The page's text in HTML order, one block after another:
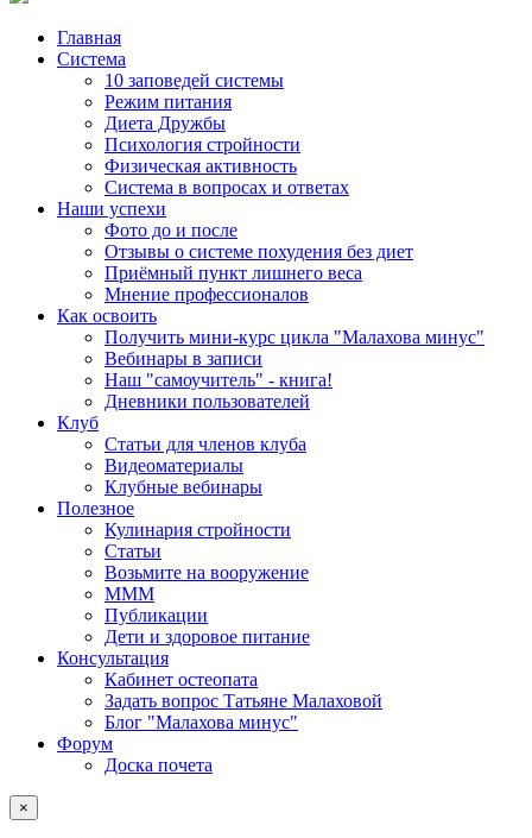
Главная
Система
10 заповедей системы
Режим питания
Диета Дружбы
Психология стройности
Физическая активность
Система в вопросах и ответах
Наши успехи
Фото до и после
Отзывы о системе похудения без диет
Приёмный пункт лишнего веса
Мнение профессионалов
Как освоить
Получить мини-курс цикла "Малахова минус"
Вебинары в записи
Наш "самоучитель" - книга!
Дневники пользователей
Клуб
Статьи для членов клуба
Видеоматериалы
Клубные вебинары
Полезное
Кулинария стройности
Статьи
Возьмите на вооружение
МММ
Публикации
Дети и здоровое питание
Консультация
Кабинет остеопата
Задать вопрос Татьяне Малаховой
Блог "Малахова минус"
Форум
Доска почета
×